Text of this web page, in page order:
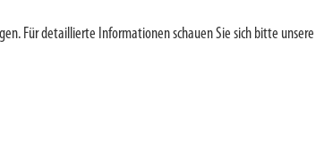
Für detaillierte Informationen schauen Sie sich bitte